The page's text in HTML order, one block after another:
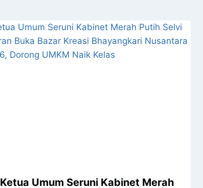
Ketua Umum Seruni Kabinet Merah